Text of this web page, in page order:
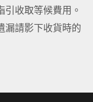
引收取等候費用。
漏請影下收貨時的